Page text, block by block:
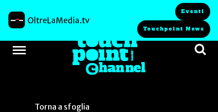
Eventi
Touchpoint News
Torna a sfoglia